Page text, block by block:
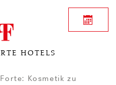
ROCCO FORTE HOTELS
Kosmetik zu